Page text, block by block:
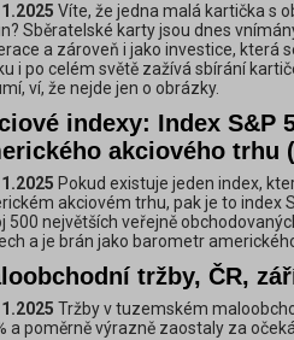
Víte, že jedna malá kartička s
Sběratelské karty jsou dnes
a zároveň i jako investice, která
i po celém světě zažívá sbírání
ví, že nejde jen o obrázky.
indexy: Index S&P
akciového trhu
Pokud existuje jeden index,
akciovém trhu, pak je to index
500 největších veřejně
a je brán jako barometr
tržby, ČR,
Tržby v tuzemském
a poměrně výrazně zaostaly za